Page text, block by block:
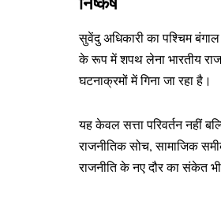
सुवेंदु अधिकारी का पश्चिम
के रूप में शपथ लेना भारतीय
घटनाक्रमों में गिना जा रहा है।
यह केवल सत्ता परिवर्तन नहीं
राजनीतिक सोच, सामाजिक
राजनीति के नए दौर का संकेत भी